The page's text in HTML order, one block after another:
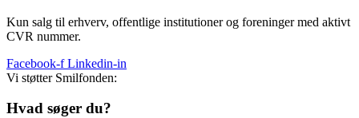
Kun salg til erhverv, offentlige institutioner og foreninger med aktivt
CVR nummer.
Facebook-f Linkedin-in
Vi støtter Smilfonden:
Hvad søger du?